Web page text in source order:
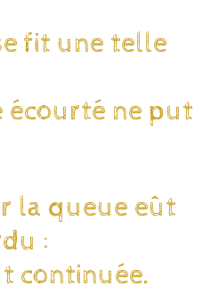
fit une telle
écourté ne put
la queue eût
:
continuée.